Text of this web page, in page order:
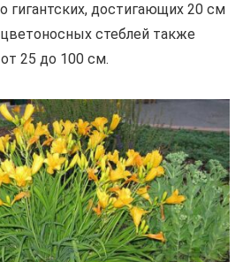
гигантских, достигающих 20 см
стеблей также
25 до 100 см.